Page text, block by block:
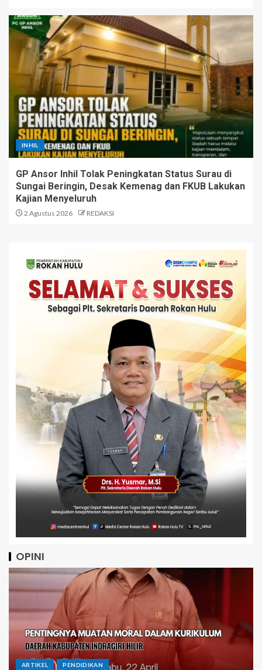
INHIL
GP Ansor Inhil Tolak Peningkatan Status Surau di
Sungai Beringin, Desak Kemenag dan FKUB Lakukan
Kajian Menyeluruh
2 Agustus 2026 REDAKSI
OPINI
ARTIKEL